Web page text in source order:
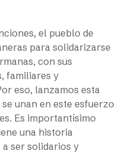
el pueblo de
para solidarizarse
con sus
familiares y
eso, lanzamos esta
unan en este esfuerzo
Es importantísimo
una historia
ser solidarios y